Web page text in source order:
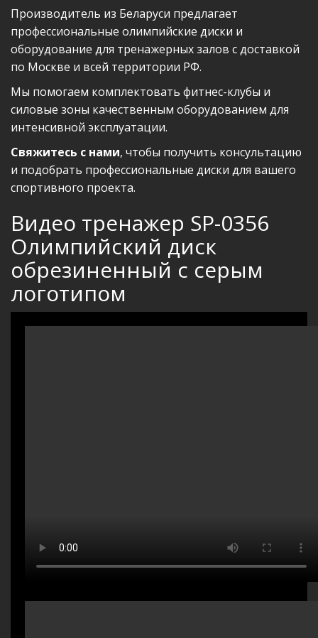
Производитель из Беларуси предлагает
профессиональные олимпийские диски и
оборудование для тренажерных залов с доставкой
по Москве и всей территории РФ.
Мы помогаем комплектовать фитнес-клубы и
силовые зоны качественным оборудованием для
интенсивной эксплуатации.
Свяжитесь с нами, чтобы получить консультацию
и подобрать профессиональные диски для вашего
спортивного проекта.
Видео тренажер SP-0356
Олимпийский диск
обрезиненный с серым
логотипом